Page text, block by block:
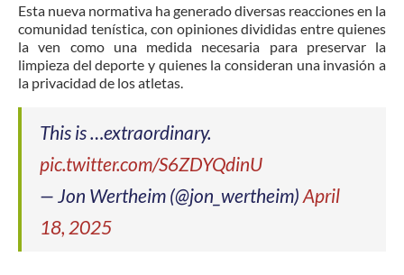
Esta nueva normativa ha generado diversas reacciones en la
comunidad tenística, con opiniones divididas entre quienes
la ven como una medida necesaria para preservar la
limpieza del deporte y quienes la consideran una invasión a
la privacidad de los atletas.
This is …extraordinary.
pic.twitter.com/S6ZDYQdinU
— Jon Wertheim (@jon_wertheim) April
18, 2025